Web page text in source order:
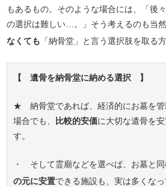
もあるもの。そのような場合には、「後
の選択は難しい…。」そう考えるのも当然
なくても 「納骨堂」と言う選択肢を取る
【 遺骨を納骨堂に納める選択 】
★ 納骨堂であれば、経済的にお墓を管
場合でも、
比較的安価に大切な遺骨を
す。
・ そして霊廟などを選べば、お墓と
の元に安置できる施設も、実は多くなっ